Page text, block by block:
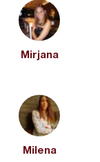
Mirjana
Milena